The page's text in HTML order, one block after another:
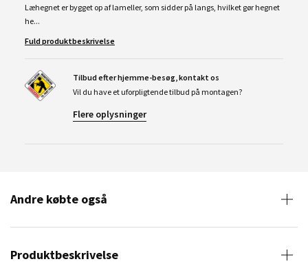
Læhegnet er bygget op af lameller, som sidder på langs, hvilket gør hegnet
he...
Fuld produktbeskrivelse
Tilbud efter hjemme-besøg, kontakt os
Vil du have et uforpligtende tilbud på montagen?
Flere oplysninger
Andre købte også
Produktbeskrivelse